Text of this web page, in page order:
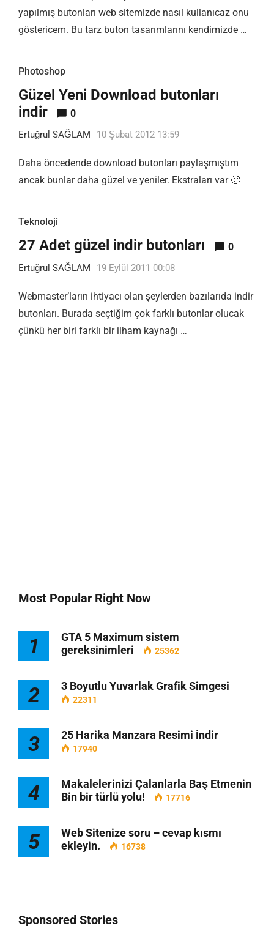
yapılmış butonları web sitemizde nasıl kullanıcaz onu
göstericem. Bu tarz buton tasarımlarını kendimizde …
Photoshop
Güzel Yeni Download butonları
indir
0
Ertuğrul SAĞLAM 10 Şubat 2012 13:59
Daha öncedende download butonları paylaşmıştım
ancak bunlar daha güzel ve yeniler. Ekstraları var 🙂
Teknoloji
27 Adet güzel indir butonları 0
Ertuğrul SAĞLAM 19 Eylül 2011 00:08
Webmaster’ların ihtiyacı olan şeylerden bazılarıda indir
butonları. Burada seçtiğim çok farklı butonlar olucak
çünkü her biri farklı bir ilham kaynağı …
Most Popular Right Now
1
GTA 5 Maximum sistem
gereksinimleri
25362
2 3 Boyutlu Yuvarlak Grafik Simgesi
22311
3 25 Harika Manzara Resimi İndir
17940
4
Makalelerinizi Çalanlarla Baş Etmenin
Bin bir türlü yolu!
17716
5
Web Sitenize soru – cevap kısmı
ekleyin.
16738
Sponsored Stories